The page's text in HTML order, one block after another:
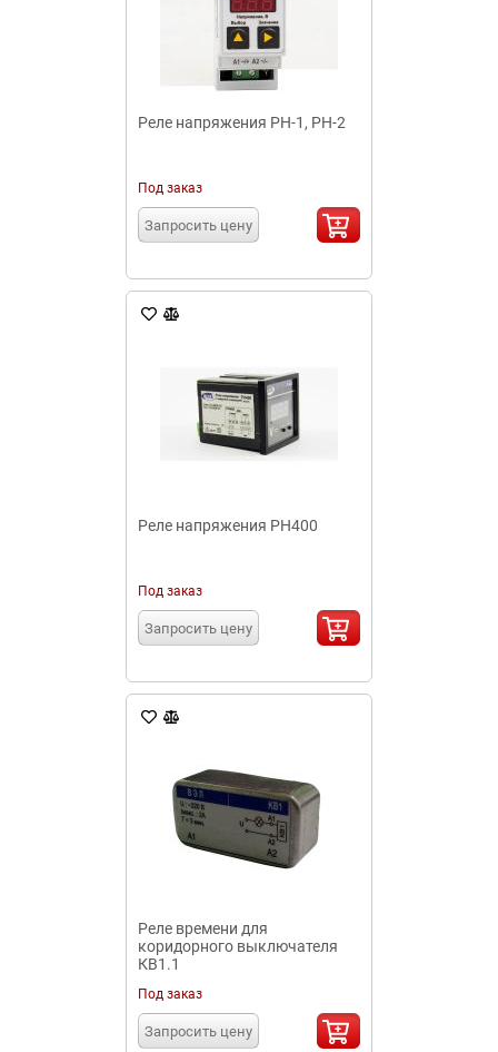
Реле напряжения РН-1, РН-2
Под заказ
Запросить цену
Реле напряжения РН400
Под заказ
Запросить цену
Реле времени для
коридорного выключателя
КВ1.1
Под заказ
Запросить цену